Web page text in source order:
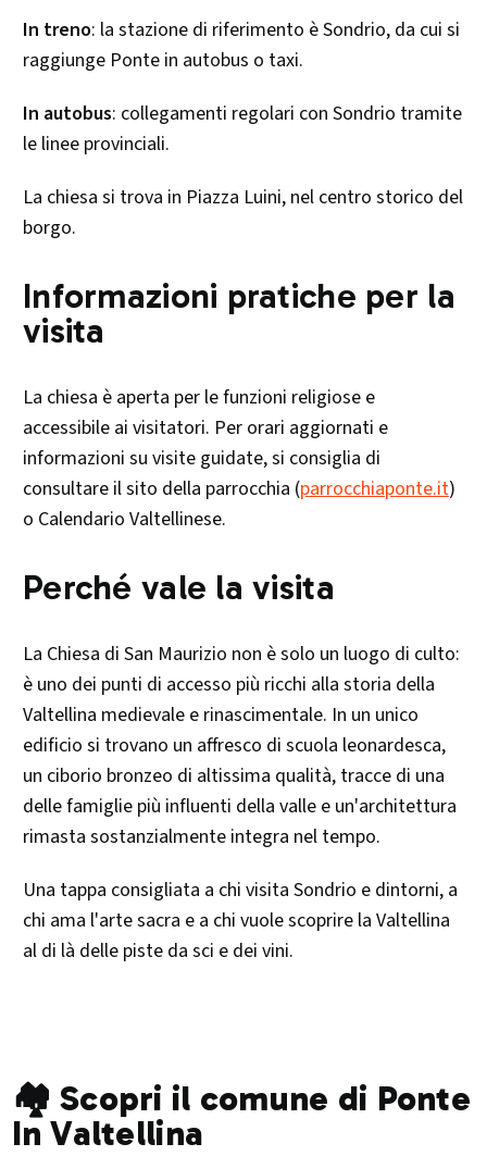
In treno: la stazione di riferimento è Sondrio, da cui si
raggiunge Ponte in autobus o taxi.
In autobus: collegamenti regolari con Sondrio tramite
le linee provinciali.
La chiesa si trova in Piazza Luini, nel centro storico del
borgo.
Informazioni pratiche per la
visita
La chiesa è aperta per le funzioni religiose e
accessibile ai visitatori. Per orari aggiornati e
informazioni su visite guidate, si consiglia di
consultare il sito della parrocchia (parrocchiaponte.it)
o Calendario Valtellinese.
Perché vale la visita
La Chiesa di San Maurizio non è solo un luogo di culto:
è uno dei punti di accesso più ricchi alla storia della
Valtellina medievale e rinascimentale. In un unico
edificio si trovano un affresco di scuola leonardesca,
un ciborio bronzeo di altissima qualità, tracce di una
delle famiglie più influenti della valle e un'architettura
rimasta sostanzialmente integra nel tempo.
Una tappa consigliata a chi visita Sondrio e dintorni, a
chi ama l'arte sacra e a chi vuole scoprire la Valtellina
al di là delle piste da sci e dei vini.
🏘️ Scopri il comune di Ponte
In Valtellina